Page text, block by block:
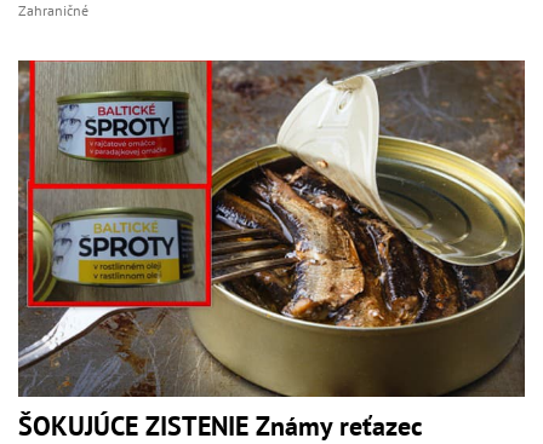
Zahraničné
ŠOKUJÚCE ZISTENIE Známy reťazec